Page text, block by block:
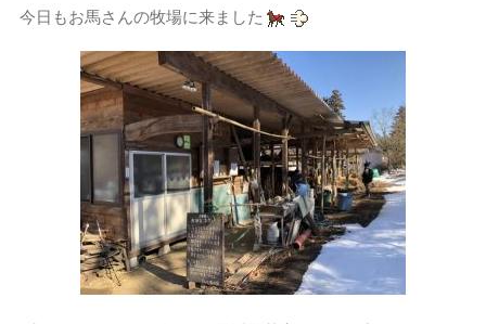
今日もお馬さんの牧場に来ました